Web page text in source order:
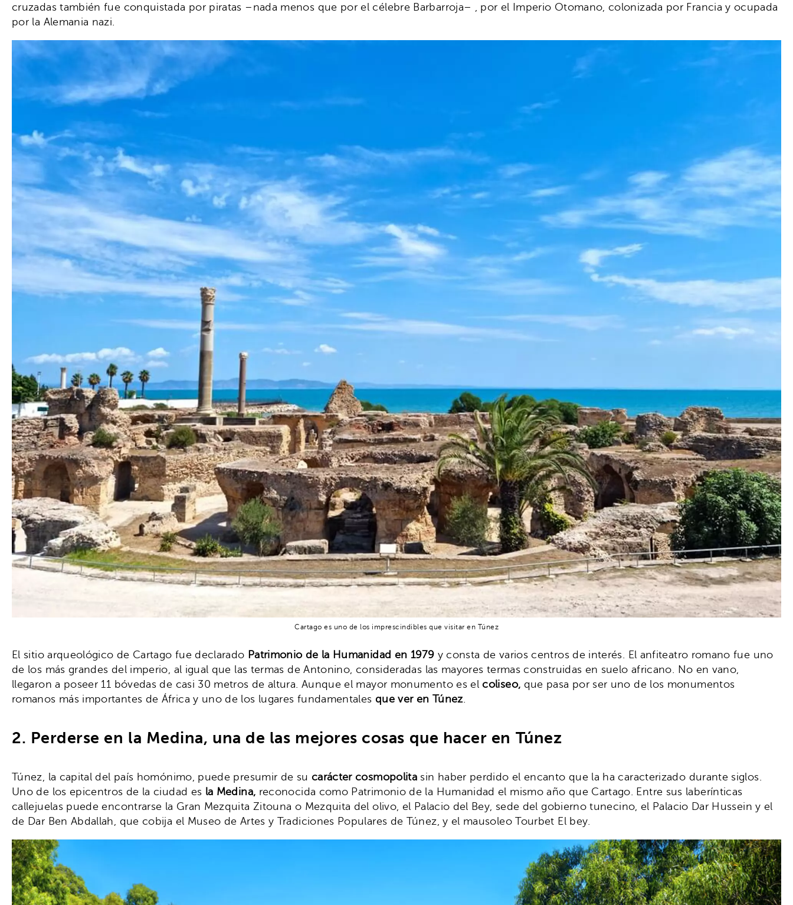
cruzadas también fue conquistada por piratas –nada menos que por el célebre Barbarroja– , por el Imperio Otomano, colonizada por Francia y ocupada
por la Alemania nazi.
Cartago es uno de los imprescindibles que visitar en Túnez
El sitio arqueológico de Cartago fue declarado Patrimonio de la Humanidad en 1979 y consta de varios centros de interés. El anfiteatro romano fue uno
de los más grandes del imperio, al igual que las termas de Antonino, consideradas las mayores termas construidas en suelo africano. No en vano,
llegaron a poseer 11 bóvedas de casi 30 metros de altura. Aunque el mayor monumento es elcoliseo, que pasa por ser uno de los monumentos
romanos más importantes de África y uno de los lugares fundamentales que ver en Túnez.
2. Perderse en la Medina, una de las mejores cosas que hacer en Túnez
Túnez, la capital del país homónimo, puede presumir de su carácter cosmopolita sin haber perdido el encanto que la ha caracterizado durante siglos.
Uno de los epicentros de la ciudad es la Medina, reconocida como Patrimonio de la Humanidad el mismo año que Cartago. Entre sus laberínticas
callejuelas puede encontrarse la Gran Mezquita Zitouna o Mezquita del olivo, el Palacio del Bey, sede del gobierno tunecino, el Palacio Dar Hussein y el
de Dar Ben Abdallah, que cobija el Museo de Artes y Tradiciones Populares de Túnez, y el mausoleo Tourbet El bey.